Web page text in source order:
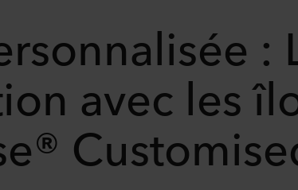
:
avec les